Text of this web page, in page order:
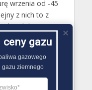
wrzenia od -45
z nich to z
dobrze
butli gazowej
Jeśli
wersje
i butanu są
gazu
gazowego
gazu ziemnego